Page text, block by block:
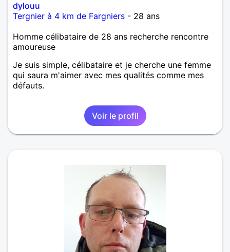
dylouu
Tergnier à 4 km de Fargniers - 28 ans
Homme célibataire de 28 ans recherche rencontre
amoureuse
Je suis simple, célibataire et je cherche une femme
qui saura m'aimer avec mes qualités comme mes
défauts.
Voir le profil